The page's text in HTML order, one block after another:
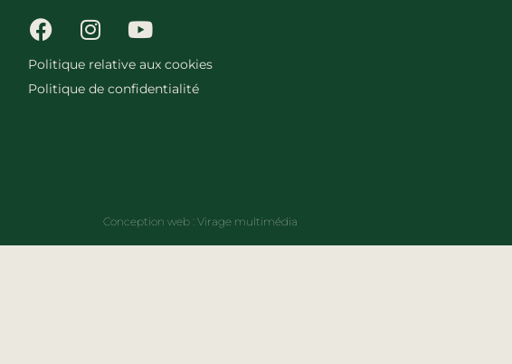
Politique relative aux cookies
Politique de confidentialité
Conception web : Virage multimédia